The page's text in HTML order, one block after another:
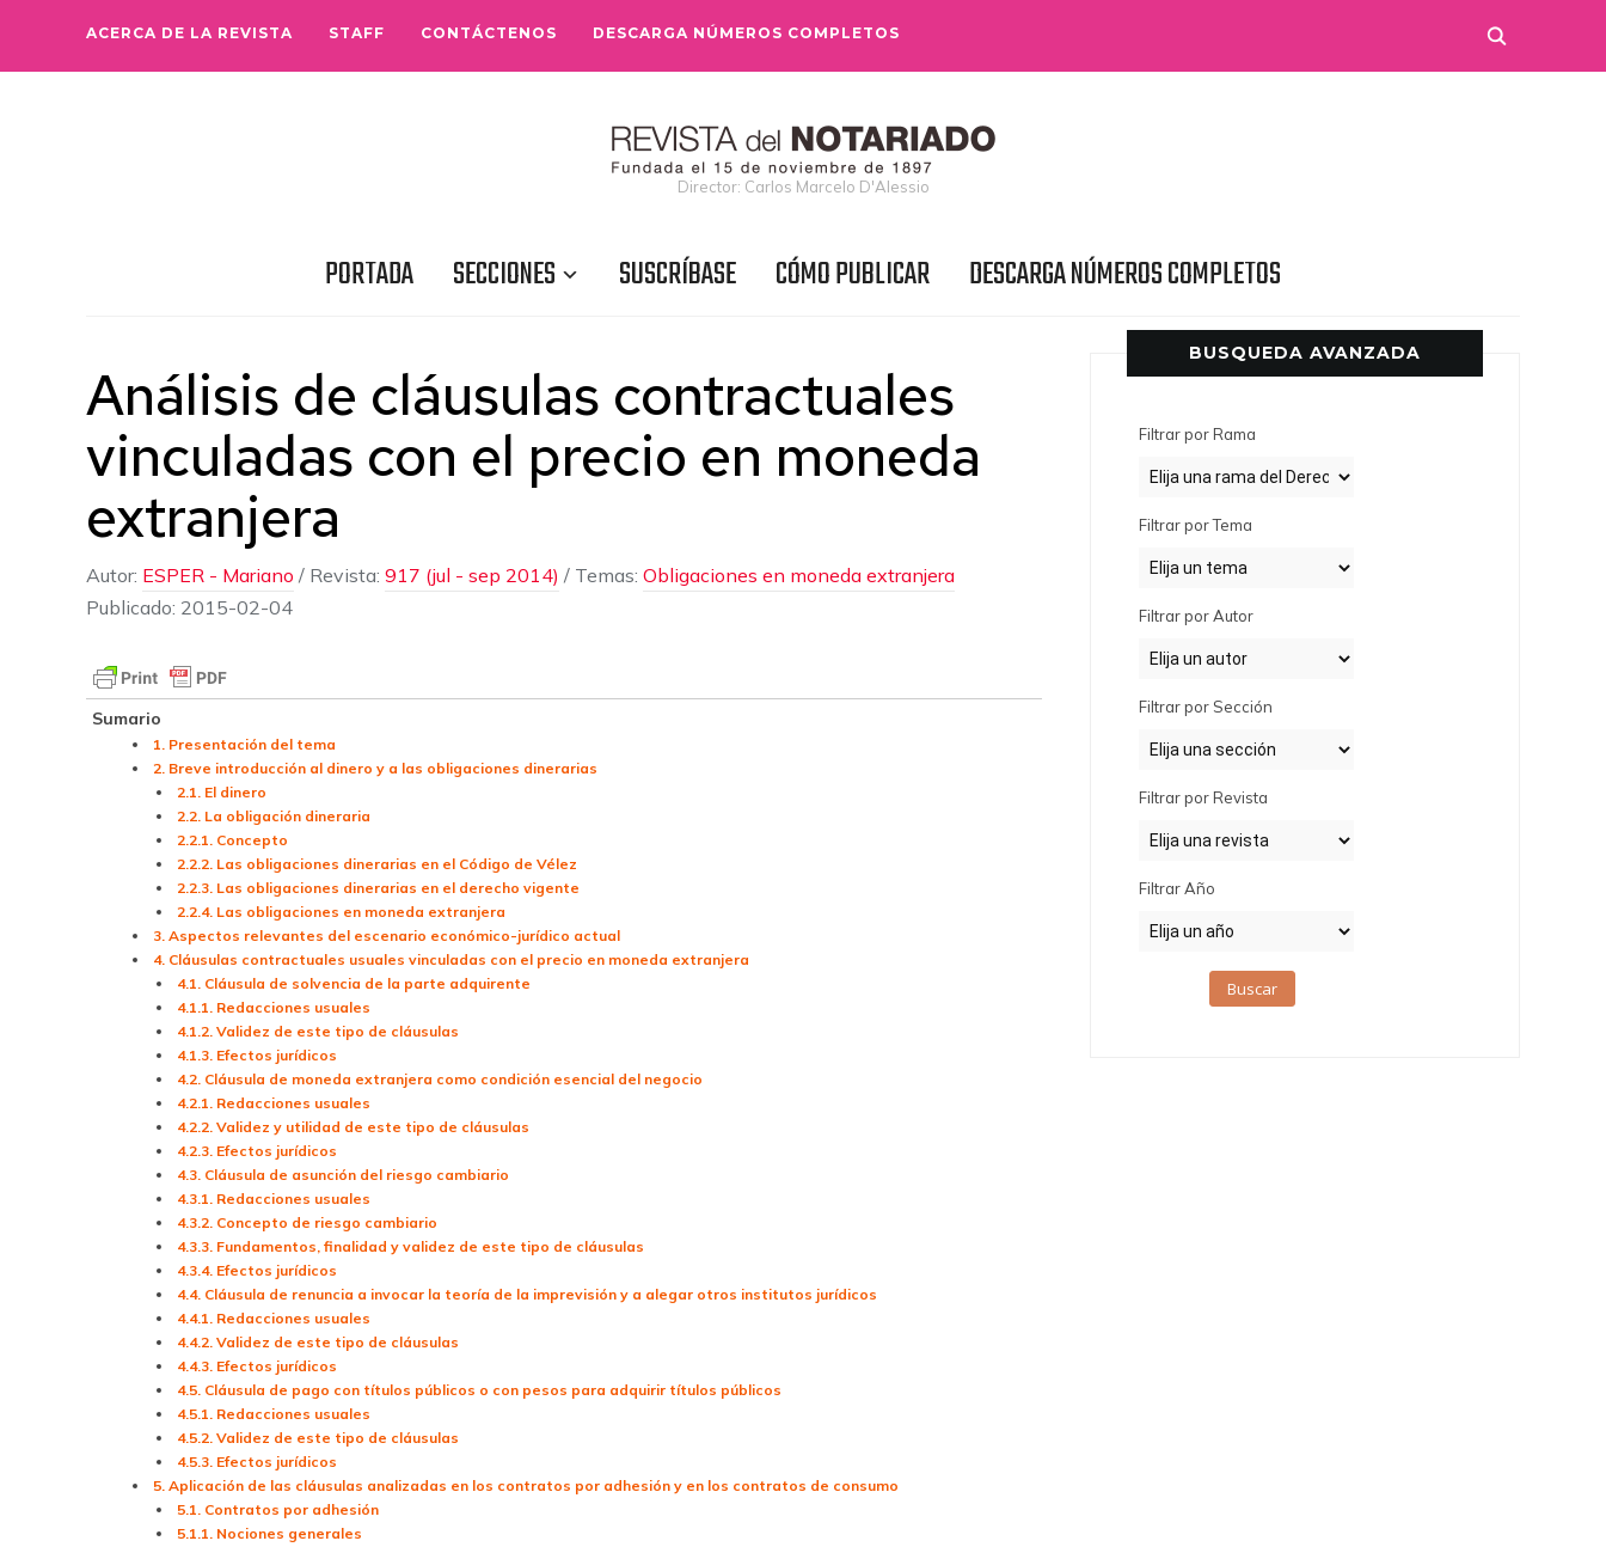
ACERCA DE LA REVISTA STAFF CONTÁCTENOS DESCARGA NÚMEROS COMPLETOS
Director: Carlos Marcelo D'Alessio
PORTADA SECCIONES SUSCRÍBASE CÓMO PUBLICAR DESCARGA NÚMEROS COMPLETOS
Análisis de cláusulas contractuales
vinculadas con el precio en moneda
extranjera
Autor: ESPER - Mariano / Revista: 917 (jul - sep 2014) / Temas: Obligaciones en moneda extranjera
Publicado: 2015-02-04
Sumario
1. Presentación del tema
2. Breve introducción al dinero y a las obligaciones dinerarias
2.1. El dinero
2.2. La obligación dineraria
2.2.1. Concepto
2.2.2. Las obligaciones dinerarias en el Código de Vélez
2.2.3. Las obligaciones dinerarias en el derecho vigente
2.2.4. Las obligaciones en moneda extranjera
3. Aspectos relevantes del escenario económico-jurídico actual
4. Cláusulas contractuales usuales vinculadas con el precio en moneda extranjera
4.1. Cláusula de solvencia de la parte adquirente
4.1.1. Redacciones usuales
4.1.2. Validez de este tipo de cláusulas
4.1.3. Efectos jurídicos
4.2. Cláusula de moneda extranjera como condición esencial del negocio
4.2.1. Redacciones usuales
4.2.2. Validez y utilidad de este tipo de cláusulas
4.2.3. Efectos jurídicos
4.3. Cláusula de asunción del riesgo cambiario
4.3.1. Redacciones usuales
4.3.2. Concepto de riesgo cambiario
4.3.3. Fundamentos, finalidad y validez de este tipo de cláusulas
4.3.4. Efectos jurídicos
4.4. Cláusula de renuncia a invocar la teoría de la imprevisión y a alegar otros institutos jurídicos
4.4.1. Redacciones usuales
4.4.2. Validez de este tipo de cláusulas
4.4.3. Efectos jurídicos
4.5. Cláusula de pago con títulos públicos o con pesos para adquirir títulos públicos
4.5.1. Redacciones usuales
4.5.2. Validez de este tipo de cláusulas
4.5.3. Efectos jurídicos
5. Aplicación de las cláusulas analizadas en los contratos por adhesión y en los contratos de consumo
5.1. Contratos por adhesión
5.1.1. Nociones generales
BUSQUEDA AVANZADA
Filtrar por Rama
Filtrar por Tema
Filtrar por Autor
Filtrar por Sección
Filtrar por Revista
Filtrar Año
Buscar